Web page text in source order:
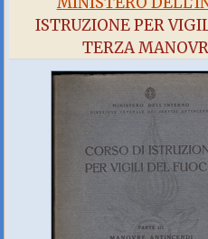
ISTRUZIONE PER
TERZA